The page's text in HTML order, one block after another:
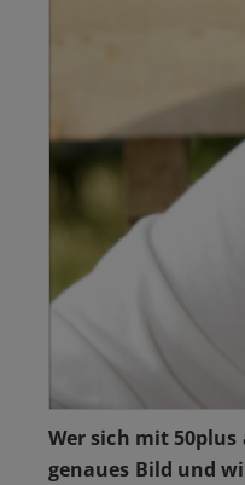
Wer sich mit
genaues Bild und